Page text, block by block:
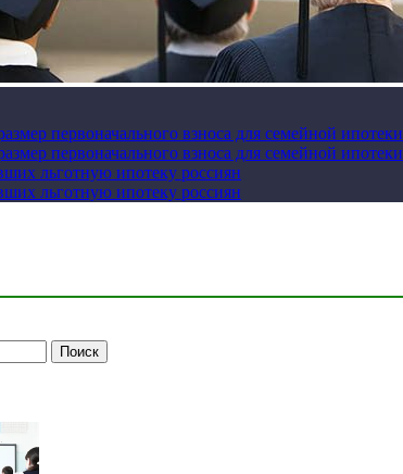
первоначального взноса для семейной ипотеки
первоначального взноса для семейной ипотеки
льготную ипотеку россиян
льготную ипотеку россиян